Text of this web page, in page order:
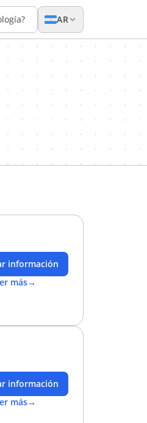
AR
información
más→
información
más→